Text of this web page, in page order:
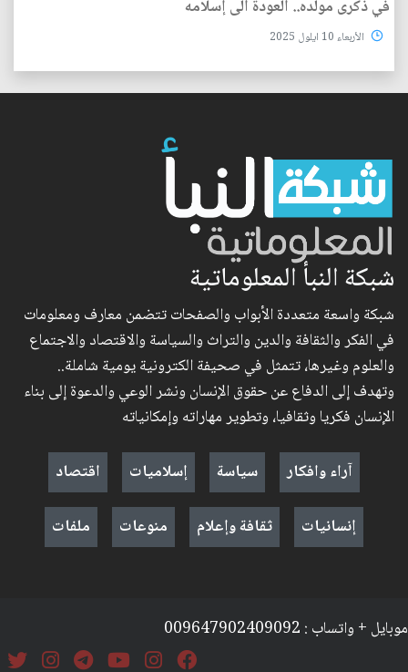
في ذكرى مولده.. العودة الى إسلامه
الأربعاء 10 ايلول 2025
شبكة النبأ المعلوماتية
شبكة واسعة متعددة الأبواب والصفحات تتضمن معارف ومعلومات
في الفكر والثقافة والدين والتراث والسياسة والاقتصاد والاجتماع
والعلوم وغيرها، تتمثل في صحيفة الكترونية يومية شاملة..
وتهدف إلى الدفاع عن حقوق الإنسان ونشر الوعي والدعوة إلى بناء
الإنسان فكريا وثقافيا، وتطوير مهاراته وإمكانياته
آراء وافكار
سياسة إسلاميات
اقتصاد
إنسانيات
ثقافة وإعلام منوعات ملفات
موبايل + واتساب : 009647902409092